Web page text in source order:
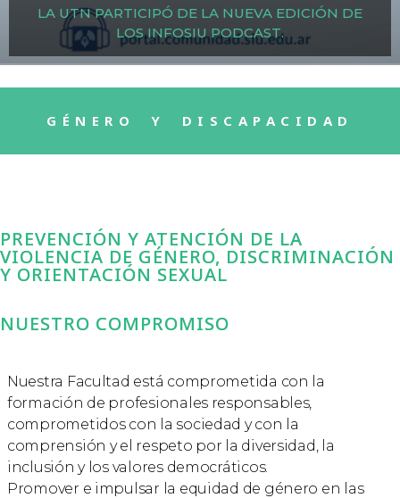
LA UTN PARTICIPÓ DE LA NUEVA EDICIÓN DE
LOS INFOSIU PODCAST.
GÉNERO Y DISCAPACIDAD
PREVENCIÓN Y ATENCIÓN DE LA
VIOLENCIA DE GÉNERO, DISCRIMINACIÓN
Y ORIENTACIÓN SEXUAL
NUESTRO COMPROMISO
Nuestra Facultad está comprometida con la
formación de profesionales responsables,
comprometidos con la sociedad y con la
comprensión y el respeto por la diversidad, la
inclusión y los valores democráticos.
Promover e impulsar la equidad de género en las